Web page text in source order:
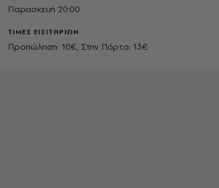
Παρασκευή 20:00
ΤΙΜΕΣ ΕΙΣΙΤΗΡΙΩΝ
Προπώληση: 10€, Στην Πόρτα: 13€